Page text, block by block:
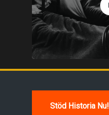
Stöd Historia Nu!